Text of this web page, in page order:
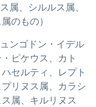
属、シルルス属、
のもの）
ンゴドン・イデル
ピケウス、カト
セルティ、レプト
リヌス属、カラシ
属、キルリヌス